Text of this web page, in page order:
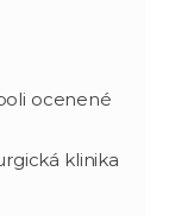
ocenené
klinika